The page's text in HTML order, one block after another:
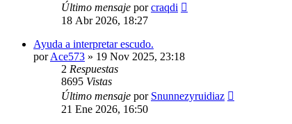
Último mensaje porcraqdi
18 Abr 2026, 18:27
Ayuda a interpretar escudo.
porAce573 » 19 Nov 2025, 23:18
2 Respuestas
8695 Vistas
Último mensaje por Snunnezyruidiaz
21 Ene 2026, 16:50